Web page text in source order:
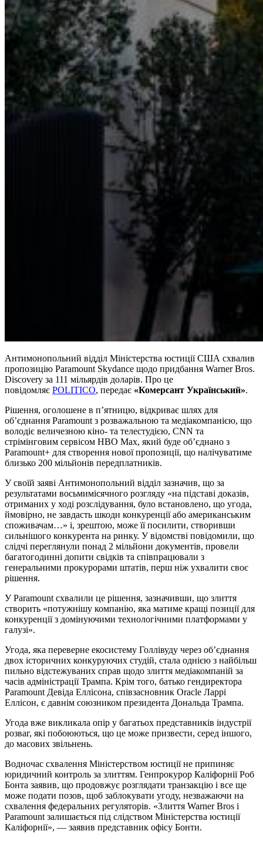
Антимонопольний відділ Міністерства юстиції США схвалив
пропозицію Paramount Skydance щодо придбання Warner Bros.
Discovery за 111 мільярдів доларів. Про це
повідомляє POLITICO, передає «Комерсант Український».
Рішення, оголошене в п’ятницю, відкриває шлях для
об’єднання Paramount з розважальною та медіакомпанією, що
володіє величезною кіно- та телестудією, CNN та
стрімінговим сервісом HBO Max, який буде об’єднано з
Paramount+ для створення нової пропозиції, що налічуватиме
близько 200 мільйонів передплатників.
У своїй заяві Антимонопольний відділ зазначив, що за
результатами восьмимісячного розгляду «на підставі доказів,
отриманих у ході розслідування, було встановлено, що угода,
ймовірно, не завдасть шкоди конкуренції або американським
споживачам…» і, зрештою, може її посилити, створивши
сильнішого конкурента на ринку. У відомстві повідомили, що
слідчі переглянули понад 2 мільйони документів, провели
багатогодинні допити свідків та співпрацювали з
генеральними прокурорами штатів, перш ніж ухвалити своє
рішення.
У Paramount схвалили це рішення, зазначивши, що злиття
створить «потужнішу компанію, яка матиме кращі позиції для
конкуренції з домінуючими технологічними платформами у
галузі».
Угода, яка переверне екосистему Голлівуду через об’єднання
двох історичних конкуруючих студій, стала однією з найбільш
пильно відстежуваних справ щодо злиття медіакомпаній за
часів адміністрації Трампа. Крім того, батько гендиректора
Paramount Девіда Еллісона, співзасновник Oracle Ларрі
Еллісон, є давнім союзником президента Дональда Трампа.
Угода вже викликала опір у багатьох представників індустрії
розваг, які побоюються, що це може призвести, серед іншого,
до масових звільнень.
Водночас схвалення Міністерством юстиції не припиняє
юридичний контроль за злиттям. Генпрокурор Каліфорнії Роб
Бонта заявив, що продовжує розглядати транзакцію і все ще
може подати позов, щоб заблокувати угоду, незважаючи на
схвалення федеральних регуляторів. «Злиття Warner Bros і
Paramount залишається під слідством Міністерства юстиції
Каліфорнії», — заявив представник офісу Бонти.